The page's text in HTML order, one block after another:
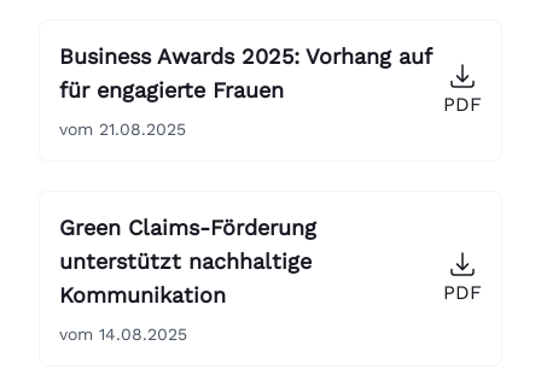
Business Awards 2025: Vorhang auf
für engagierte Frauen
vom 21.08.2025
PDF
Green Claims-Förderung
unterstützt nachhaltige
Kommunikation
vom 14.08.2025
PDF